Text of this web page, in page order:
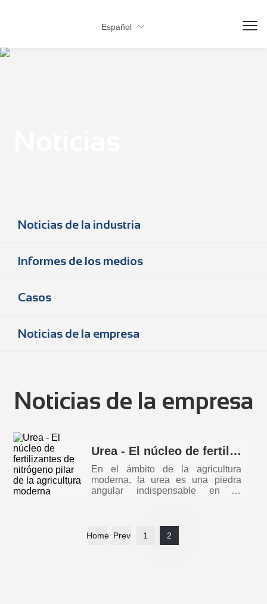
Español 
Noticias de la industria
Informes de los medios
Casos
Noticias de la empresa
Noticias de la empresa
Urea - El núcleo de fertilizantes de nitrógeno pilar de la agricultura moderna
En el ámbito de la agricultura
moderna, la urea es una piedra
angular indispensable en la
Home Prev 1 2